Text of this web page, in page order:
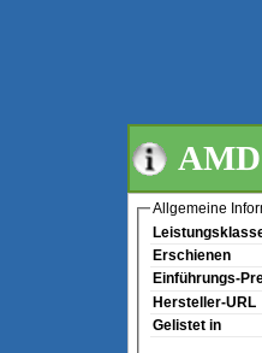
Allgemeine
Erschienen
Einführungs-
Hersteller-URL
Gelistet in